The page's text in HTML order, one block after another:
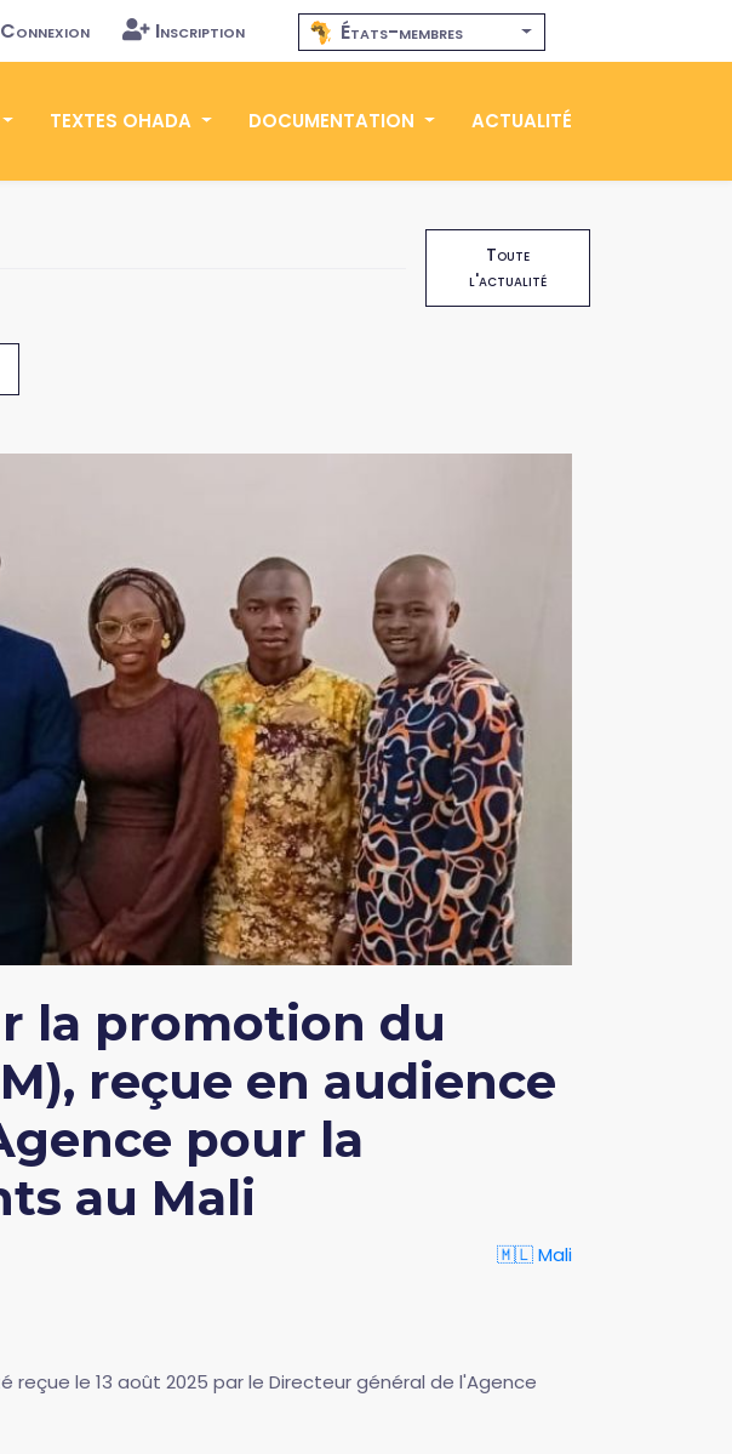
Connexion Inscription États-membres
TEXTES OHADA DOCUMENTATION ACTUALITÉ
Toute
l'actualité
la promotion du
reçue en audience
pour la
au Mali
🇲🇱 Mali
reçue le 13 août 2025 par le Directeur général de l'Agence